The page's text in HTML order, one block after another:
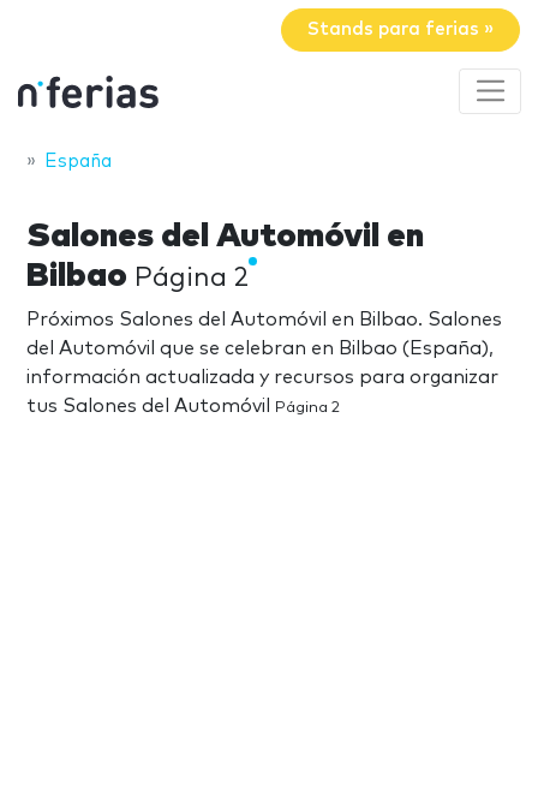
Stands para ferias »
España
Salones del Automóvil en
Bilbao Página 2
Próximos Salones del Automóvil en Bilbao. Salones
del Automóvil que se celebran en Bilbao (España),
información actualizada y recursos para organizar
tus Salones del Automóvil
Página 2